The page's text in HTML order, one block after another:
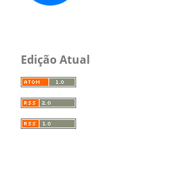
Edição Atual